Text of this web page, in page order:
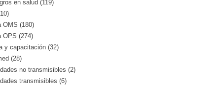
en salud (119)
OMS (180)
OPS (274)
y capacitación (32)
(28)
no transmisibles (2)
transmisibles (6)